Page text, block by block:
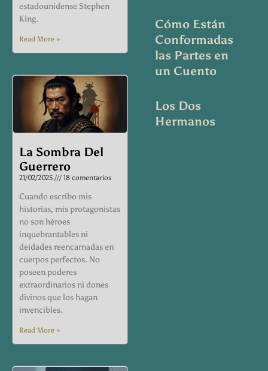
estadounidense Stephen
King.
Read More »
La Sombra Del
Guerrero
21/02/2025 18 comentarios
Cuando escribo mis
historias, mis protagonistas
no son héroes
inquebrantables ni
deidades reencarnadas en
cuerpos perfectos. No
poseen poderes
extraordinarios ni dones
divinos que los hagan
invencibles.
Read More »
Cómo Están
Conformadas
las Partes en
un Cuento
Los Dos
Hermanos